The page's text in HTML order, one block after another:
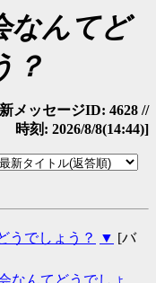
なんてど
？
メッセージID: 4628 //
時刻: 2026/8/8(14:44)]
うでしょう？ ▼ [バ
なんてどうでしょ